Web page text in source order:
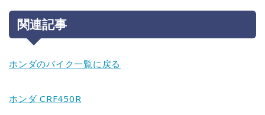
関連記事
ホンダのバイク一覧に戻る
ホンダ CRF450R